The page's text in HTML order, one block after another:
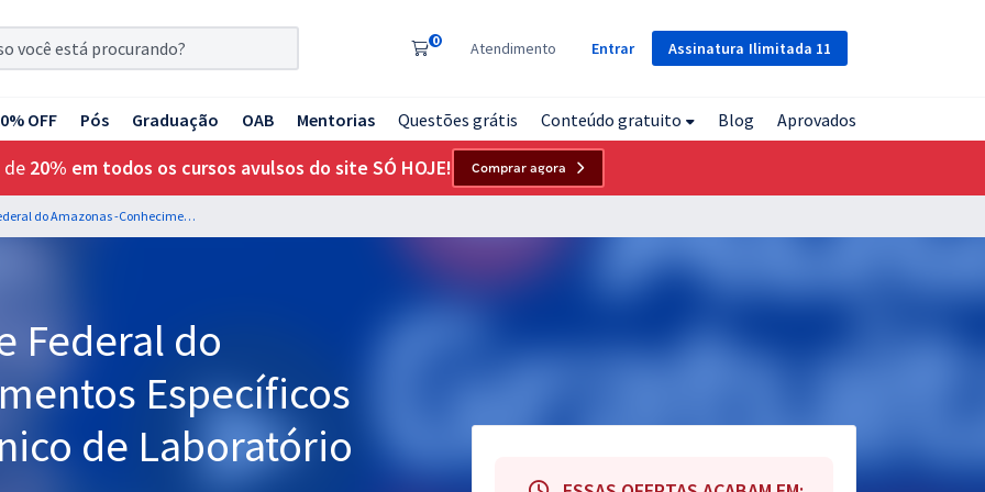
Assinatura Ilimitada 11
0 Atendimento Entrar
OFF Pós Graduação OAB Mentorias Questões grátis Conteúdo gratuito Blog Aprovados
de 20% em todos os cursos avulsos do site SÓ HOJE! Comprar agora
UFAM - Universidade Federal do Amazonas -Conhecimentos Específicos para o Cargo de Técnico de Laboratório / Área: Informática
Federal do
Específicos
de Laboratório